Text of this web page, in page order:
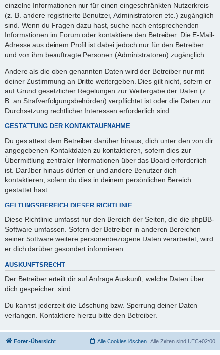
einzelne Informationen nur für einen eingeschränkten Nutzerkreis
(z. B. andere registrierte Benutzer, Administratoren etc.) zugänglich
sind. Wenn du Fragen dazu hast, suche nach entsprechenden
Informationen im Forum oder kontaktiere den Betreiber. Die E-Mail-
Adresse aus deinem Profil ist dabei jedoch nur für den Betreiber
und von ihm beauftragte Personen (Administratoren) zugänglich.
Andere als die oben genannten Daten wird der Betreiber nur mit
deiner Zustimmung an Dritte weitergeben. Dies gilt nicht, sofern er
auf Grund gesetzlicher Regelungen zur Weitergabe der Daten (z.
B. an Strafverfolgungsbehörden) verpflichtet ist oder die Daten zur
Durchsetzung rechtlicher Interessen erforderlich sind.
GESTATTUNG DER KONTAKTAUFNAHME
Du gestattest dem Betreiber darüber hinaus, dich unter den von dir
angegebenen Kontaktdaten zu kontaktieren, sofern dies zur
Übermittlung zentraler Informationen über das Board erforderlich
ist. Darüber hinaus dürfen er und andere Benutzer dich
kontaktieren, sofern du dies in deinem persönlichen Bereich
gestattet hast.
GELTUNGSBEREICH DIESER RICHTLINIE
Diese Richtlinie umfasst nur den Bereich der Seiten, die die phpBB-
Software umfassen. Sofern der Betreiber in anderen Bereichen
seiner Software weitere personenbezogene Daten verarbeitet, wird
er dich darüber gesondert informieren.
AUSKUNFTSRECHT
Der Betreiber erteilt dir auf Anfrage Auskunft, welche Daten über
dich gespeichert sind.
Du kannst jederzeit die Löschung bzw. Sperrung deiner Daten
verlangen. Kontaktiere hierzu bitte den Betreiber.
Foren-Übersicht Alle Zeiten sind UTC+02:00
Alle Cookies löschen